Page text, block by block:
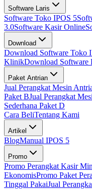
Software Laris
Software Toko IPOS 5
3.0Software Kasir Online
Download
Download Software Toko
KlinikDownload Software
Paket Antrian
Jual Perangkat Mesin
Paket BJual Perangkat
Sederhana Paket D
Cara BeliTentang Kami
Artikel
BlogManual IPOS 5
Promo
Promo Perangkat Kasir
EkonomisPromo Paket
Tinggal PakaiJual